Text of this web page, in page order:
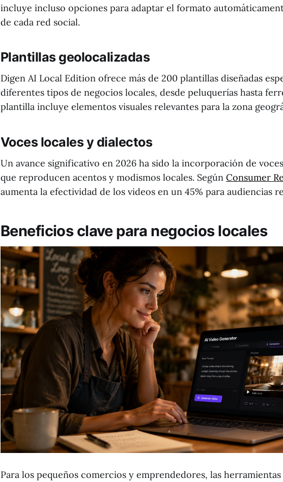
incluye incluso opciones para adaptar el formato
de cada red social.
Plantillas geolocalizadas
Digen AI Local Edition ofrece más de 200 plantillas diseñadas
diferentes tipos de negocios locales, desde peluquerías hasta
plantilla incluye elementos visuales relevantes para la zona
Voces locales y dialectos
Un avance significativo en 2026 ha sido la incorporación de
que reproducen acentos y modismos locales. Según Consumer
aumenta la efectividad de los videos en un 45% para audiencias
Beneficios clave para negocios locales
Para los pequeños comercios y emprendedores, las